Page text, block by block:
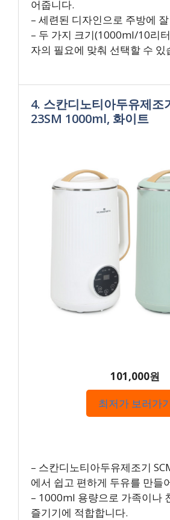
어줍니다.
– 세련된 디자인으로 주방에
– 두 가지 크기(1000ml/10리
자의 필요에 맞춰 선택할 수 있
4. 스칸디노티아두유제조
23SM 1000ml, 화이트
101,000원
최저가 보러가
– 스칸디노티아두유제조기
에서 쉽고 편하게 두유를 만들
– 1000ml 용량으로 가족이나
즐기기에 적합합니다.